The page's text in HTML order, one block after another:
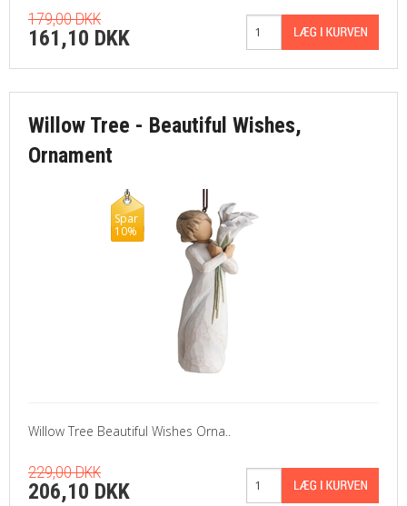
179,00 DKK
161,10 DKK
Willow Tree - Beautiful Wishes,
Ornament
Spar
10%
Willow Tree Beautiful Wishes Orna..
229,00 DKK
206,10 DKK